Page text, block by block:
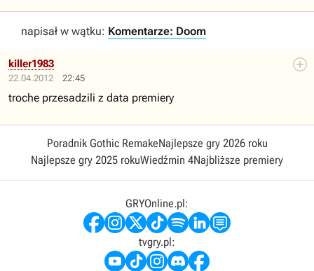
napisał w wątku: Komentarze: Doom
22.04.2012 22:45
killer1983
troche przesadzili z data premiery
Poradnik Gothic RemakeNajlepsze gry 2026 roku
Najlepsze gry 2025 rokuWiedźmin 4Najbliższe premiery
GRYOnline.pl:
tvgry.pl: